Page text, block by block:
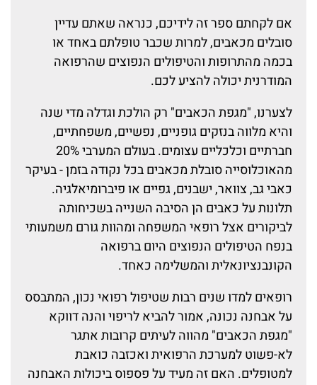
אם לקחתם ספר זה לידיכם, כנראה שאתם עדיין
סובלים מכאבים, למרות שכבר טופלתם באחד או
בכמה מהתרופות והטיפולים הנפוצים שהרפואה
המודרנית יכולה להציע לכם.
לצערנו, "מגפת הכאבים" רק הולכת וגדלה מדי שנה
והיא מלווה בנזקים גופניים, נפשיים, משפחתיים,
חברתיים וכלכליים עצומים. בעולם המערבי 20%
מהאוכלוסייה סובלת מכאבים בכל נקודה בזמן - בעיקר
כאבי גב, צוואר, ישבנים, גפיים או פיברומיאלגיה.
תלונות על כאבים הן הסיבה השנייה בשכיחותה
לביקורים אצל רופאי המשפחה ומהוות גורם משמעותי
בנפח הטיפולים הנפוצים היום ברפואה
הקונבנציונאלית והמשלימה כאחד.
רופאים למדו שנים רבות שטיפול רפואי נכון, המתבסס
על אבחנה נכונה, אמור להביא לריפוי והנה דווקא
"מגפת הכאבים" מהווה לעיתים קרובות אתגר
לא-פשוט למערכת הרפואית ואכזבה כואבת
למטופלים. האם זה מעיד על פספוס ביכולות האבחנה